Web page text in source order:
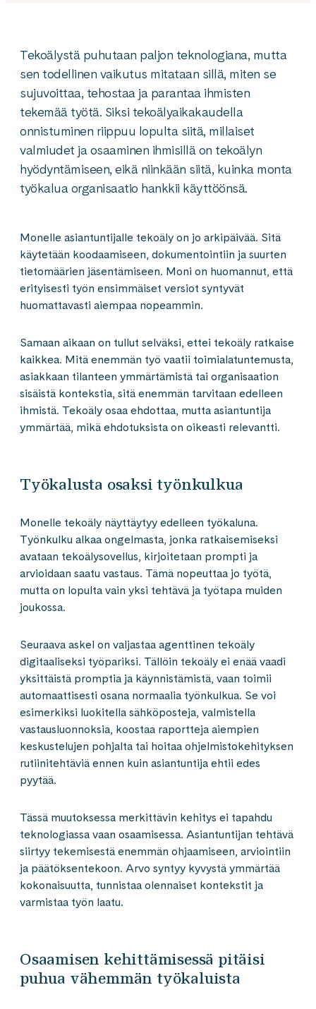
Tekoälystä puhutaan paljon teknologiana, mutta
sen todellinen vaikutus mitataan sillä, miten se
sujuvoittaa, tehostaa ja parantaa ihmisten
tekemää työtä. Siksi tekoälyaikakaudella
onnistuminen riippuu lopulta siitä, millaiset
valmiudet ja osaaminen ihmisillä on tekoälyn
hyödyntämiseen, eikä niinkään siitä, kuinka monta
työkalua organisaatio hankkii käyttöönsä.
Monelle asiantuntijalle tekoäly on jo arkipäivää. Sitä
käytetään koodaamiseen, dokumentointiin ja suurten
tietomäärien jäsentämiseen. Moni on huomannut, että
erityisesti työn ensimmäiset versiot syntyvät
huomattavasti aiempaa nopeammin.
Samaan aikaan on tullut selväksi, ettei tekoäly ratkaise
kaikkea. Mitä enemmän työ vaatii toimialatuntemusta,
asiakkaan tilanteen ymmärtämistä tai organisaation
sisäistä kontekstia, sitä enemmän tarvitaan edelleen
ihmistä. Tekoäly osaa ehdottaa, mutta asiantuntija
ymmärtää, mikä ehdotuksista on oikeasti relevantti.
Työkalusta osaksi työnkulkua
Monelle tekoäly näyttäytyy edelleen työkaluna.
Työnkulku alkaa ongelmasta, jonka ratkaisemiseksi
avataan tekoälysovellus, kirjoitetaan prompti ja
arvioidaan saatu vastaus. Tämä nopeuttaa jo työtä,
mutta on lopulta vain yksi tehtävä ja työtapa muiden
joukossa.
Seuraava askel on valjastaa agenttinen tekoäly
digitaaliseksi työpariksi. Tällöin tekoäly ei enää vaadi
yksittäistä promptia ja käynnistämistä, vaan toimii
automaattisesti osana normaalia työnkulkua. Se voi
esimerkiksi luokitella sähköposteja, valmistella
vastausluonnoksia, koostaa raportteja aiempien
keskustelujen pohjalta tai hoitaa ohjelmistokehityksen
rutiinitehtäviä ennen kuin asiantuntija ehtii edes
pyytää.
Tässä muutoksessa merkittävin kehitys ei tapahdu
teknologiassa vaan osaamisessa. Asiantuntijan tehtävä
siirtyy tekemisestä enemmän ohjaamiseen, arviointiin
ja päätöksentekoon. Arvo syntyy kyvystä ymmärtää
kokonaisuutta, tunnistaa olennaiset kontekstit ja
varmistaa työn laatu.
Osaamisen kehittämisessä pitäisi
puhua vähemmän työkaluista